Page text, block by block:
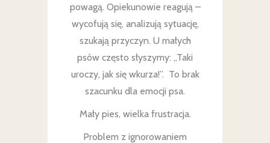
powagą. Opiekunowie reagują –
wycofują się, analizują sytuację,
szukają przyczyn. U małych
psów często słyszymy: „Taki
uroczy, jak się wkurza!”. To brak
szacunku dla emocji psa.
Mały pies, wielka frustracja.
Problem z ignorowaniem